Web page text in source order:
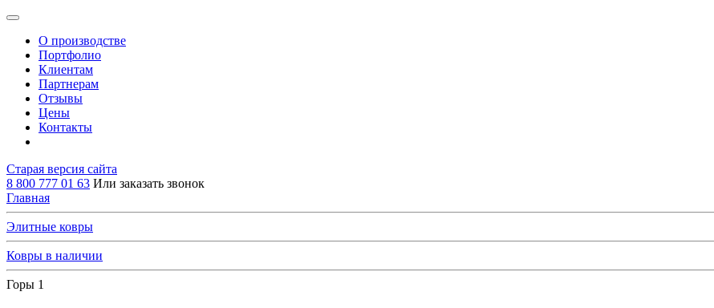
О производстве
Портфолио
Клиентам
Партнерам
Отзывы
Цены
Контакты
Старая версия сайта
8 800 777 01 63 Или заказать звонок
Главная
Элитные ковры
Ковры в наличии
Горы 1